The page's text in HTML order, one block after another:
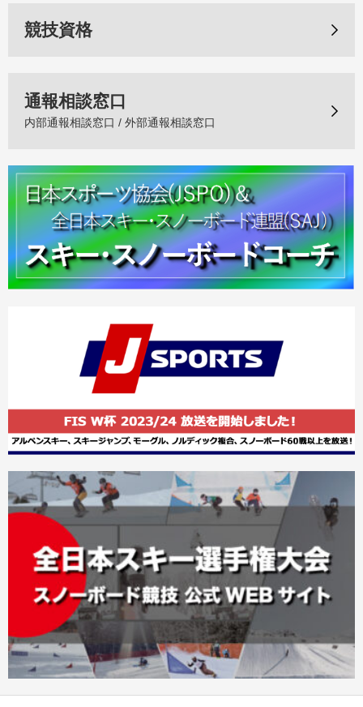
競技資格
通報相談窓口
内部通報相談窓口 / 外部通報相談窓口